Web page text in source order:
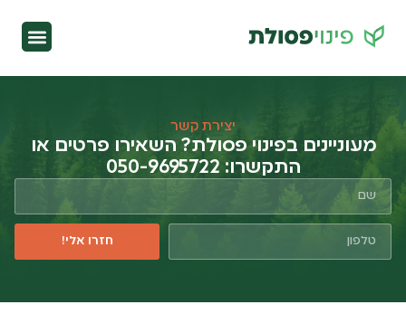
יצירת קשר
מעוניינים בפינוי פסולת? השאירו פרטים או
התקשרו: 050-9695722
חזרו אלי!